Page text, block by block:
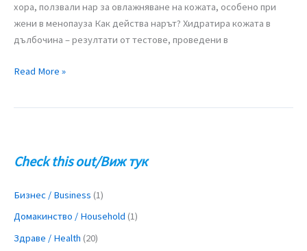
хора, ползвали нар за овлажняване на кожата, особено при
жени в менопауза Как действа нарът? Хидратира кожата в
дълбочина – резултати от тестове, проведени в
Read More »
Check this out/Виж тук
Бизнес / Business (1)
Домакинство / Household (1)
Здраве / Health (20)